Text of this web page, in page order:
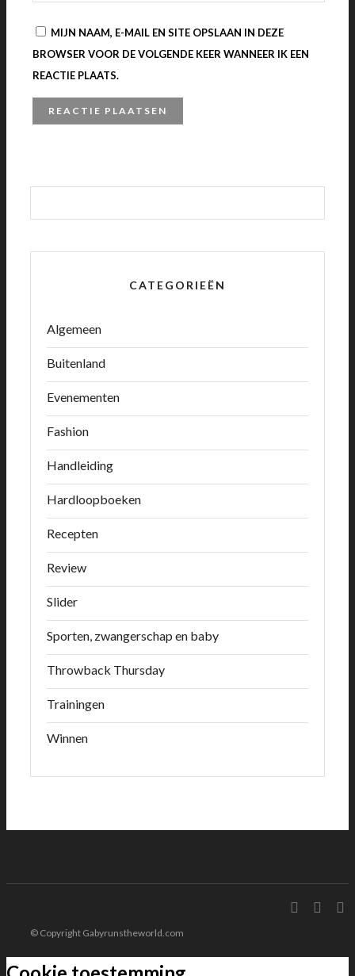
MIJN NAAM, E-MAIL EN SITE OPSLAAN IN DEZE
BROWSER VOOR DE VOLGENDE KEER WANNEER IK EEN
REACTIE PLAATS.
CATEGORIEËN
Algemeen
Buitenland
Evenementen
Fashion
Handleiding
Hardloopboeken
Recepten
Review
Slider
Sporten, zwangerschap en baby
Throwback Thursday
Trainingen
Winnen
© Copyright Gabyrunstheworld.com